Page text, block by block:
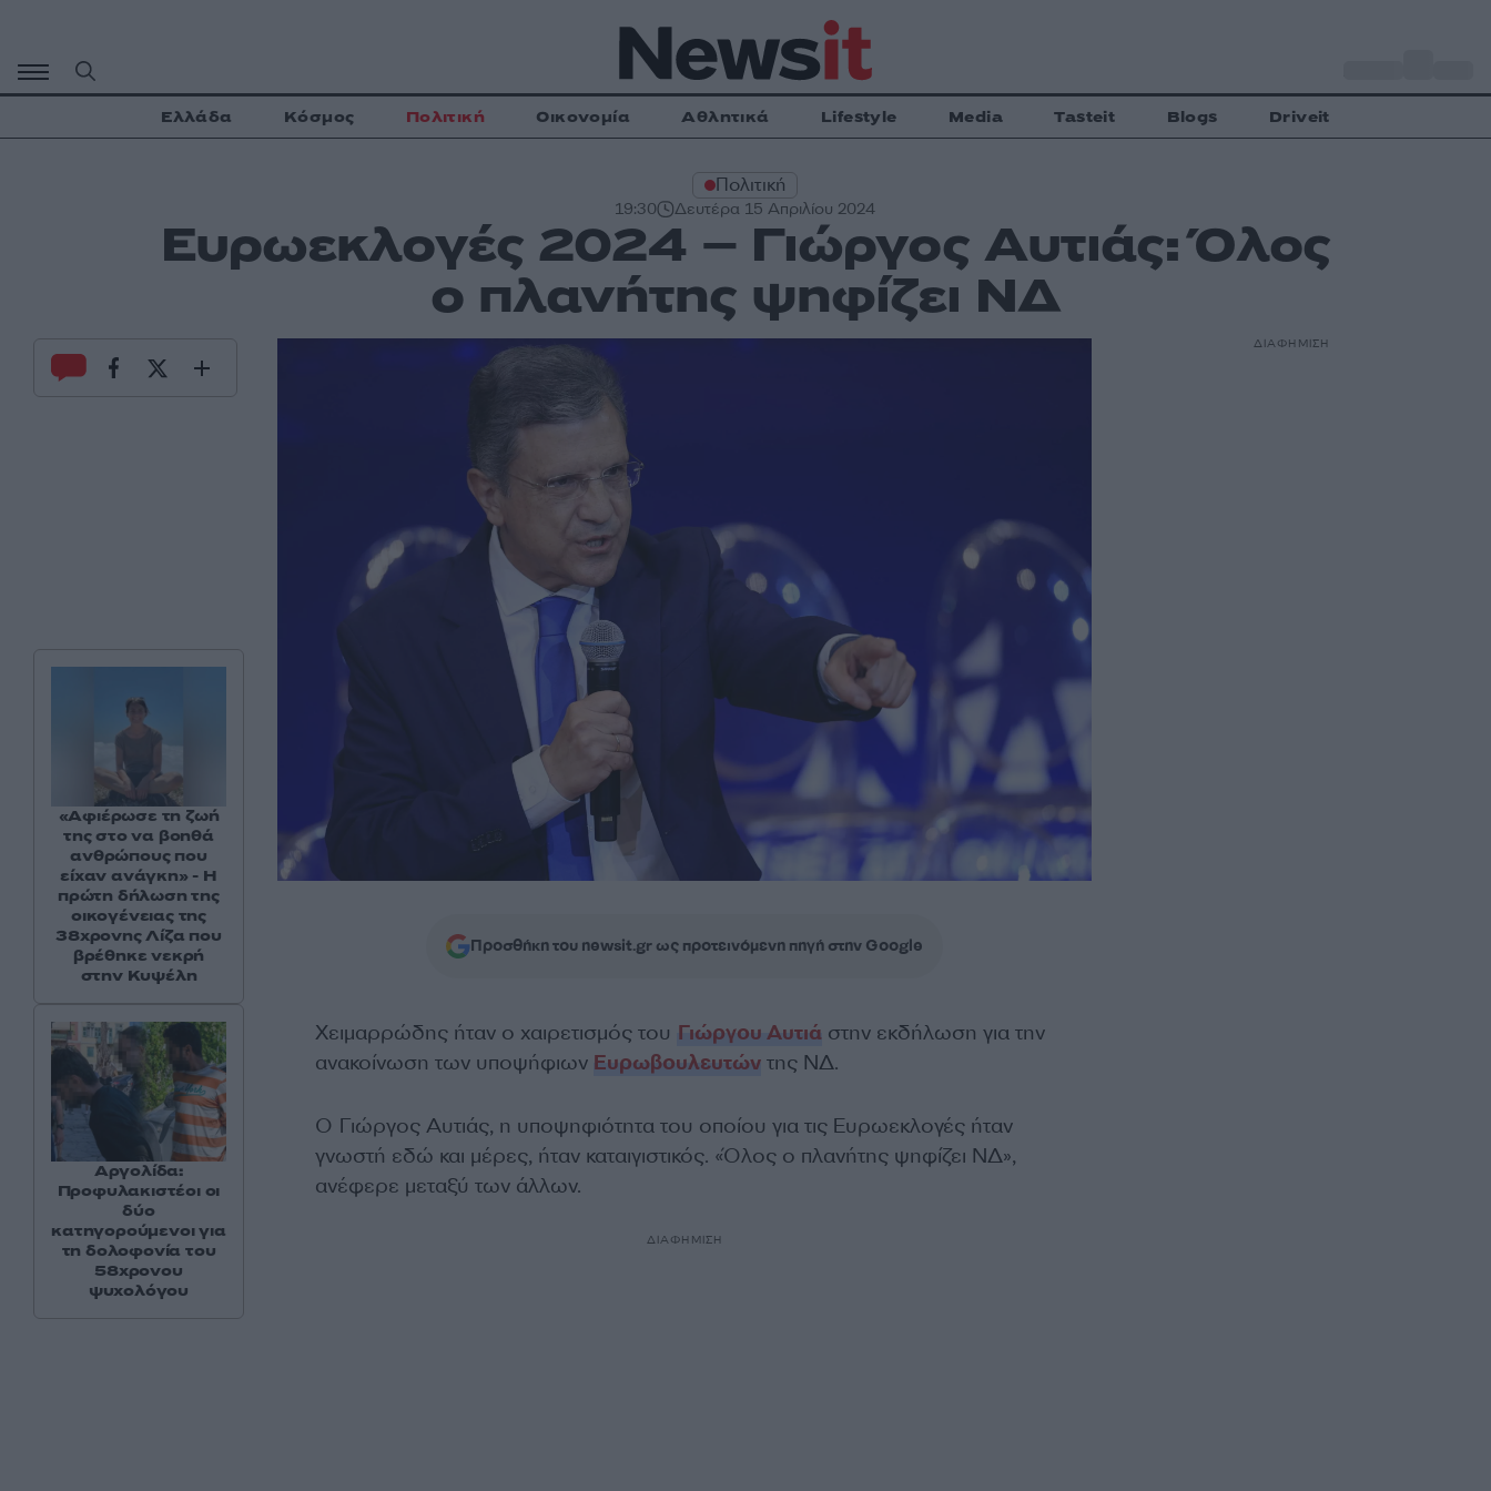
περιεχόμενο
Ελλάδα Κόσμος Πολιτική Οικονομία Αθλητικά Lifestyle Media Tasteit Blogs Driveit
Πολιτική
19:30 Δευτέρα 15 Απριλίου 2024
Ευρωεκλογές 2024 – Γιώργος Αυτιάς: Όλος
ο πλανήτης ψηφίζει ΝΔ
Προσθήκη του newsit.gr ως προτεινόμενη πηγή στην Google
Χειμαρρώδης ήταν ο χαιρετισμός του Γιώργου Αυτιάστην εκδήλωση για την
ανακοίνωση των υποψήφιων Ευρωβουλευτώντης ΝΔ.
Ο Γιώργος Αυτιάς, η υποψηφιότητα του οποίου για τις Ευρωεκλογές ήταν
γνωστή εδώ και μέρες, ήταν καταιγιστικός. «Όλος ο πλανήτης ψηφίζει ΝΔ»,
ανέφερε μεταξύ των άλλων.
ΔΙΑΦΗΜΙΣΗ
«Αφιέρωσε τη ζωή
της στο να βοηθά
ανθρώπους που
είχαν ανάγκη» - Η
πρώτη δήλωση της
οικογένειας της
38χρονης Λίζα που
βρέθηκε νεκρή
στην Κυψέλη
Αργολίδα:
Προφυλακιστέοι οι
δύο
κατηγορούμενοι για
τη δολοφονία του
58χρονου
ψυχολόγου
ΔΙΑΦΗΜΙΣΗ